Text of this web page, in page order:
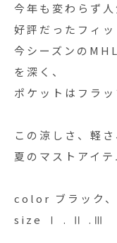
今年も変わらず人
好評だったフィッ
今シーズンの
を深く、
ポケットはフラッ
この涼しさ、軽
夏のマストアイテ
color ブラック、
size Ⅰ . Ⅱ .Ⅲ